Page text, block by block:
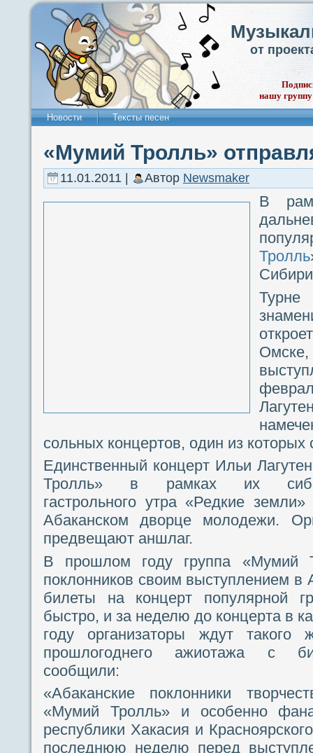
от
нашу
Новости Тексты песен
«Мумий Тролль»
11.01.2011 | Автор Newsmaker
В
Тролль
сольных концертов, один из которых
Единственный концерт Ильи
Тролль» в рамках их
гастрольного утра «Редкие
Абаканском дворце молодежи.
предвещают аншлаг.
В прошлом году группа «Мумий
поклонников своим выступлением
билеты на концерт популярной
быстро, и за неделю до концерта в
году организаторы ждут
прошлогоднего ажиотажа с
сообщили:
«Абаканские поклонники
«Мумий Тролль» и особенно
республики Хакасия и
последнюю неделю перед